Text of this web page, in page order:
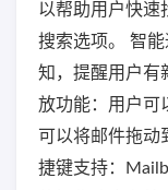
以帮助用户快速
搜索选项。 智
知，提醒用户有
放功能：用户可
可以将邮件拖动
捷键支持：